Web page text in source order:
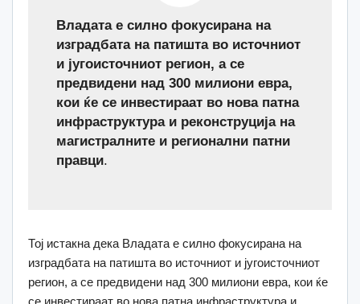
Владата е силно фокусирана на
изградбата на патишта во источниот
и југоисточниот регион, а се
предвидени над 300 милиони евра,
кои ќе се инвестираат во нова патна
инфраструктура и реконструција на
магистралните и регионални патни
правци.
Тој истакна дека Владата е силно фокусирана на
изградбата на патишта во источниот и југоисточниот
регион, а се предвидени над 300 милиони евра, кои ќе